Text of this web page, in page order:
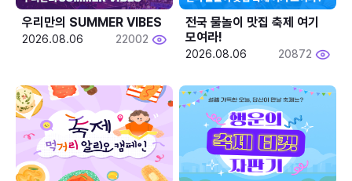
우리만의 SUMMER VIBES
2026.08.06 22002
전국 물놀이 맛집 축제 여기
모여라!
2026.08.06 20872